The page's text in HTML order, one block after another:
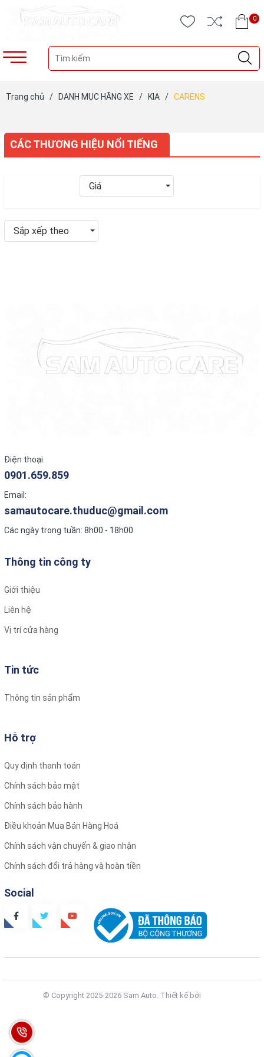
0
Trang chủ / DANH MỤC HÃNG XE / KIA / CARENS
CÁC THƯƠNG HIỆU NỔI TIẾNG
Giá
Sắp xếp theo
Điện thoại:
0901.659.859
Email:
samautocare.thuduc@gmail.com
Các ngày trong tuần: 8h00 - 18h00
Thông tin công ty
Giới thiệu
Liên hệ
Vị trí cửa hàng
Tin tức
Thông tin sản phẩm
Hỗ trợ
Quy định thanh toán
Chính sách bảo mật
Chính sách bảo hành
Điều khoản Mua Bán Hàng Hoá
Chính sách vận chuyển & giao nhận
Chính sách đổi trả hàng và hoàn tiền
Social
© Copyright 2025-2026 Sam Auto. Thiết kế bởi